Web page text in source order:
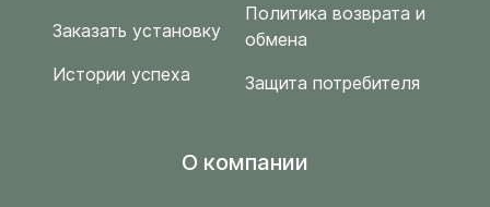
Заказать установку
Истории успеха
Политика возврата и
обмена
Защита потребителя
O компании